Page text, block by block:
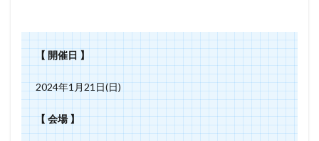
【 開催日 】
2024年1月21日(日)
【 会場 】